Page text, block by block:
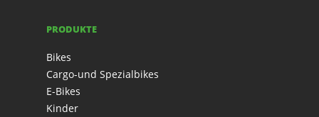
PRODUKTE
Bikes
Cargo-und Spezialbikes
E-Bikes
Kinder